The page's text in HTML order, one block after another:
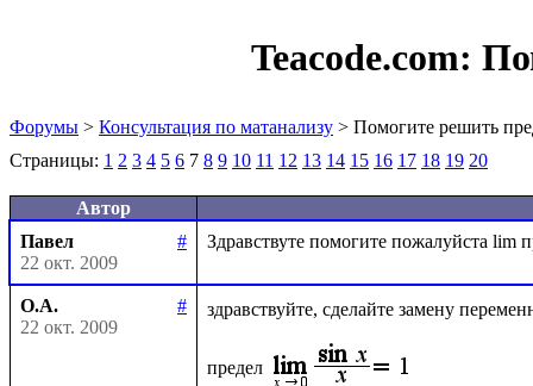
Teacode.com:
Форумы > Консультация по матанализу > Помогите решить
Страницы: 1 2 3 4 5 6 7 8 9 10 11 12 13 14 15 16 17 18 19 20
Автор
Павел
#
22 окт. 2009
О.А.
#
22 окт. 2009
здравствуйте, сделайте замену
предел